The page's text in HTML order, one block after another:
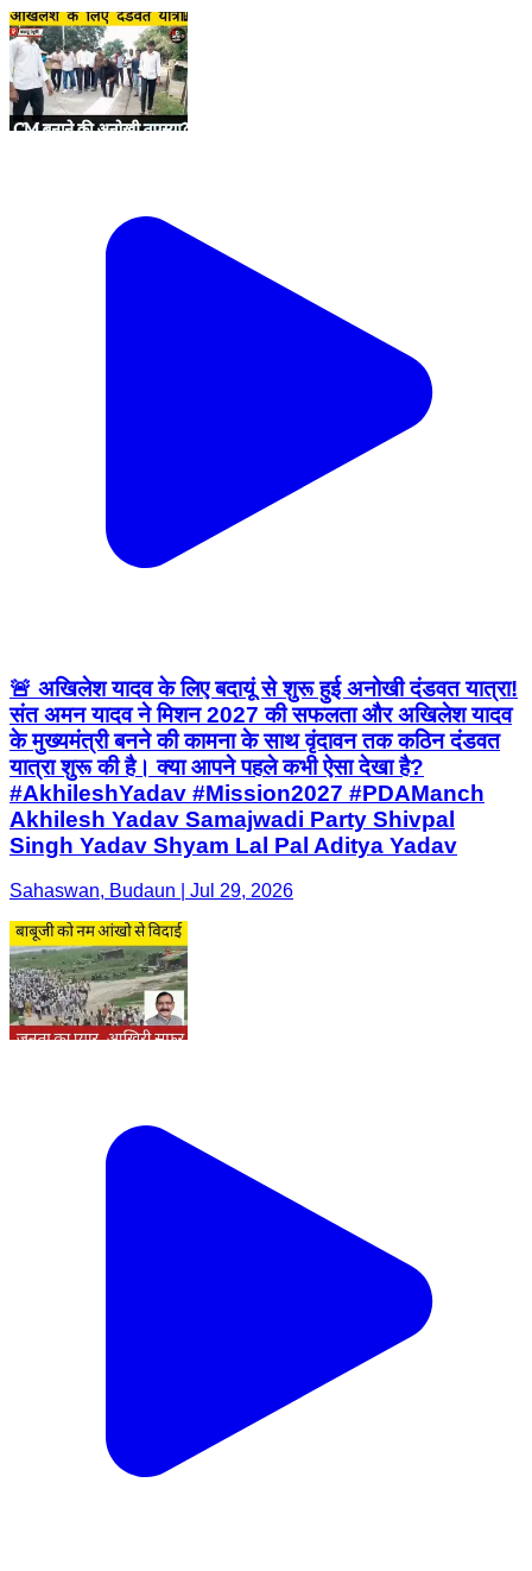
🚨 अखिलेश यादव के लिए बदायूं से शुरू हुई अनोखी दंडवत यात्रा!
संत अमन यादव ने मिशन 2027 की सफलता और अखिलेश यादव
के मुख्यमंत्री बनने की कामना के साथ वृंदावन तक कठिन दंडवत
यात्रा शुरू की है। क्या आपने पहले कभी ऐसा देखा है?
#AkhileshYadav #Mission2027 #PDAManch
Akhilesh Yadav Samajwadi Party Shivpal
Singh Yadav Shyam Lal Pal Aditya Yadav
Sahaswan, Budaun | Jul 29, 2026